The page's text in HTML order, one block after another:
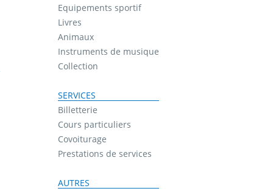
Equipements sportif
Livres
Animaux
Instruments de musique
Collection
SERVICES
Billetterie
Cours particuliers
Covoiturage
Prestations de services
AUTRES